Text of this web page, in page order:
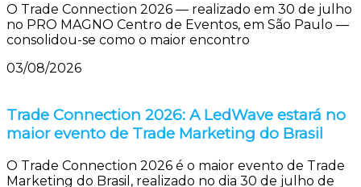
O Trade Connection 2026 — realizado em 30 de julho
no PRO MAGNO Centro de Eventos, em São Paulo —
consolidou-se como o maior encontro
03/08/2026
Trade Connection 2026: A LedWave estará no
maior evento de Trade Marketing do Brasil
O Trade Connection 2026 é o maior evento de Trade
Marketing do Brasil, realizado no dia 30 de julho de